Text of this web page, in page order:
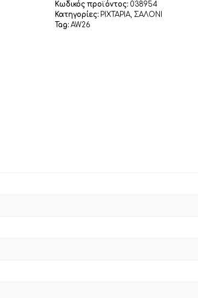
55%
ΠΟΛΥΕΣΤΕΡΑΣ
-23%
Κωδικός προϊόντος: 038954
Κατηγορίες: ΡΙΧΤΑΡΙΑ, ΣΑΛΟΝΙ
Tag: AW26